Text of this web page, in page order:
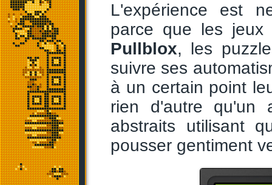
L'expérience est
parce que les
Pullblox, les
suivre ses
à un certain point
rien d'autre qu'un
abstraits utilisant
pousser gentiment